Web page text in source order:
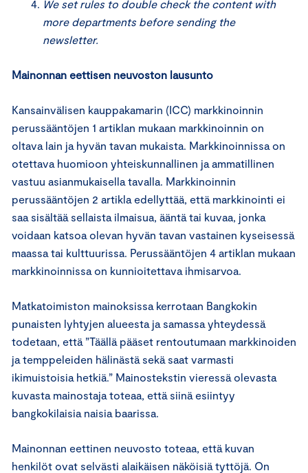
We set rules to double check the content with
more departments before sending the
newsletter.
Mainonnan eettisen neuvoston lausunto
Kansainvälisen kauppakamarin (ICC) markkinoinnin
perussääntöjen 1 artiklan mukaan markkinoinnin on
oltava lain ja hyvän tavan mukaista. Markkinoinnissa on
otettava huomioon yhteiskunnallinen ja ammatillinen
vastuu asianmukaisella tavalla. Markkinoinnin
perussääntöjen 2 artikla edellyttää, että markkinointi ei
saa sisältää sellaista ilmaisua, ääntä tai kuvaa, jonka
voidaan katsoa olevan hyvän tavan vastainen kyseisessä
maassa tai kulttuurissa. Perussääntöjen 4 artiklan mukaan
markkinoinnissa on kunnioitettava ihmisarvoa.
Matkatoimiston mainoksissa kerrotaan Bangkokin
punaisten lyhtyjen alueesta ja samassa yhteydessä
todetaan, että ”Täällä pääset rentoutumaan markkinoiden
ja temppeleiden hälinästä sekä saat varmasti
ikimuistoisia hetkiä.” Mainostekstin vieressä olevasta
kuvasta mainostaja toteaa, että siinä esiintyy
bangkokilaisia naisia baarissa.
Mainonnan eettinen neuvosto toteaa, että kuvan
henkilöt ovat selvästi alaikäisen näköisiä tyttöjä. On